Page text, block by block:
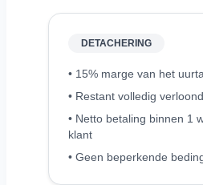
DETACHERING
• 15% marge van het
• Restant volledig
• Netto betaling binnen 1
klant
• Geen beperkende